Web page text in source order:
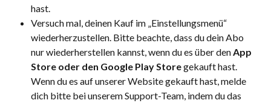
hast.
Versuch mal, deinen Kauf im „Einstellungsmenü“
wiederherzustellen. Bitte beachte, dass du dein Abo
nur wiederherstellen kannst, wenn du es über den App
Store oder den Google Play Store gekauft hast.
Wenn du es auf unserer Website gekauft hast, melde
dich bitte bei unserem Support-Team, indem du das